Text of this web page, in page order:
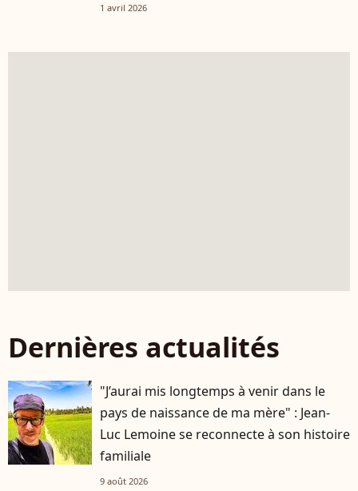
1 avril 2026
Dernières actualités
"J’aurai mis longtemps à venir dans le
pays de naissance de ma mère" : Jean-
Luc Lemoine se reconnecte à son histoire
familiale
9 août 2026